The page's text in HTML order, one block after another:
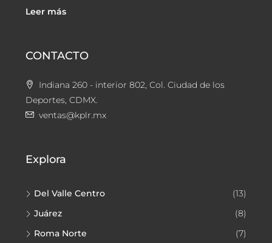
Leer más
CONTACTO
Indiana 260 - interior 802, Col. Ciudad de los
Deportes, CDMX.
ventas@kplr.mx
Explora
Del Valle Centro
(13)
Juárez
(8)
Roma Norte
(7)